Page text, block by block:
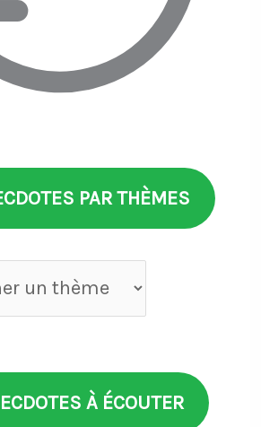
PAR THÈMES
À ÉCOUTER